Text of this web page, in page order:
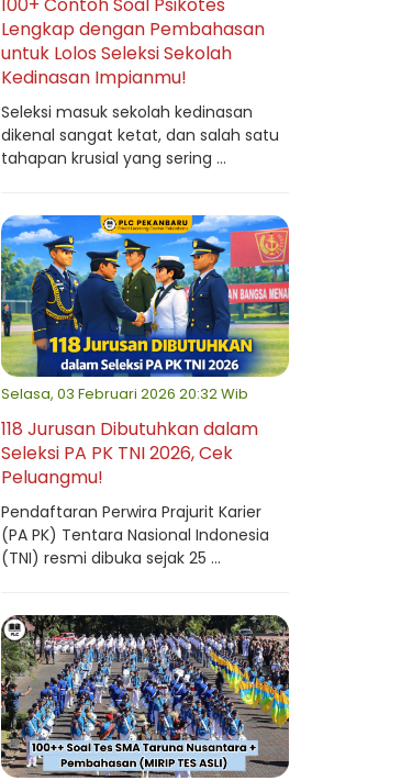
Lengkap dengan Pembahasan
untuk Lolos Seleksi Sekolah
Kedinasan Impianmu!
Seleksi masuk sekolah kedinasan
dikenal sangat ketat, dan salah satu
tahapan krusial yang sering ...
Selasa, 03 Februari 2026 20:32 Wib
118 Jurusan Dibutuhkan dalam
Seleksi PA PK TNI 2026, Cek
Peluangmu!
Pendaftaran Perwira Prajurit Karier
(PA PK) Tentara Nasional Indonesia
(TNI) resmi dibuka sejak 25 ...